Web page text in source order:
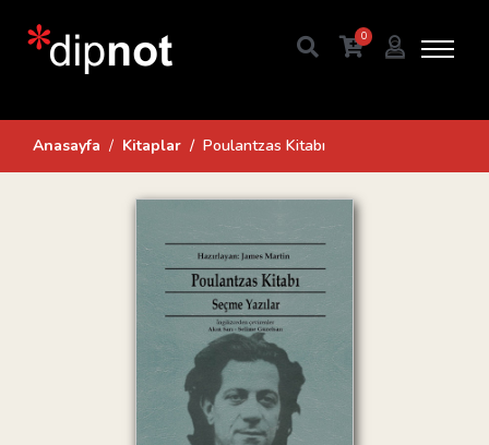
0
Anasayfa Kitaplar Poulantzas Kitabı